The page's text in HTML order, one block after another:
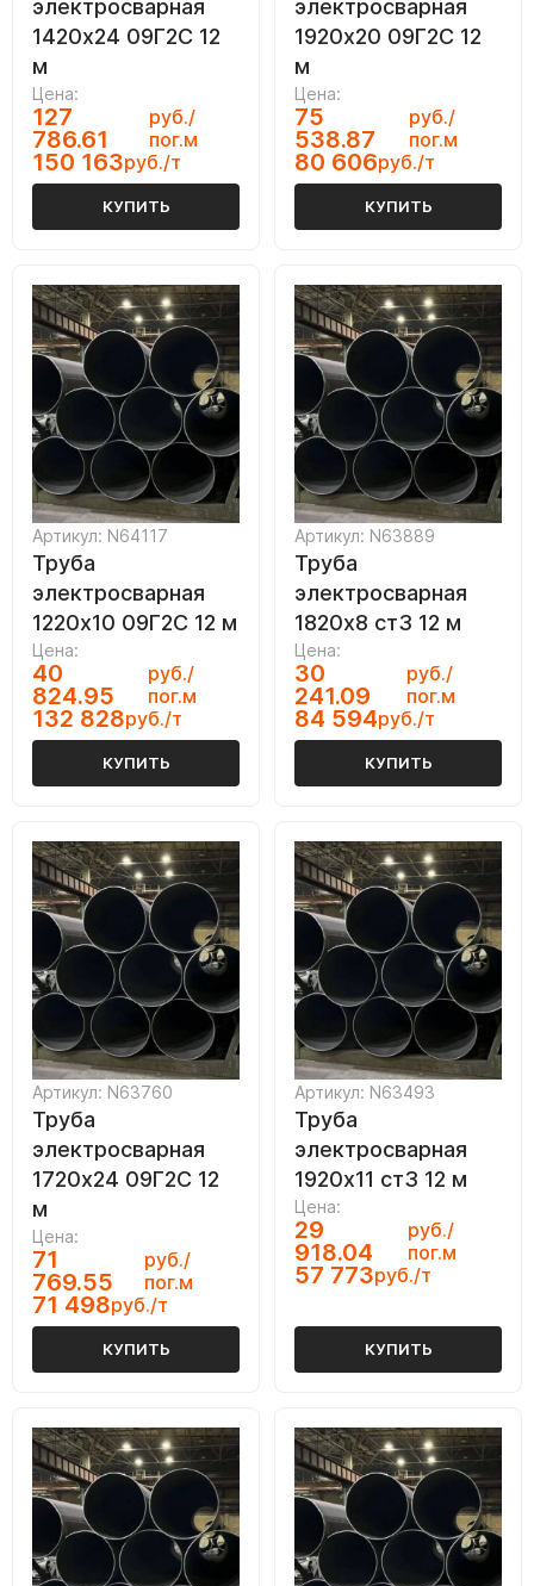
электросварная
1420х24 09Г2С 12
м
Цена:
127
786.61
руб./
пог.м
150 163руб./т
КУПИТЬ
электросварная
1920х20 09Г2С 12
м
Цена:
75
538.87
руб./
пог.м
80 606руб./т
КУПИТЬ
Артикул: N64117
Труба
электросварная
1220х10 09Г2С 12 м
Цена:
40
824.95
руб./
пог.м
132 828руб./т
КУПИТЬ
Артикул: N63889
Труба
электросварная
1820х8 ст3 12 м
Цена:
30
241.09
руб./
пог.м
84 594руб./т
КУПИТЬ
Артикул: N63760
Труба
электросварная
1720х24 09Г2С 12
м
Цена:
71
769.55
руб./
пог.м
71 498руб./т
КУПИТЬ
Артикул: N63493
Труба
электросварная
1920х11 ст3 12 м
Цена:
29
918.04
руб./
пог.м
57 773руб./т
КУПИТЬ